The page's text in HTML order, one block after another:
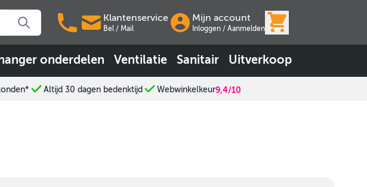
Klantenservice
Bel / Mail
Mijn account
Inloggen / Aanmelden
onderdelen Ventilatie Sanitair Uitverkoop
Altijd 30 dagen bedenktijd Webwinkelkeur9,4/10